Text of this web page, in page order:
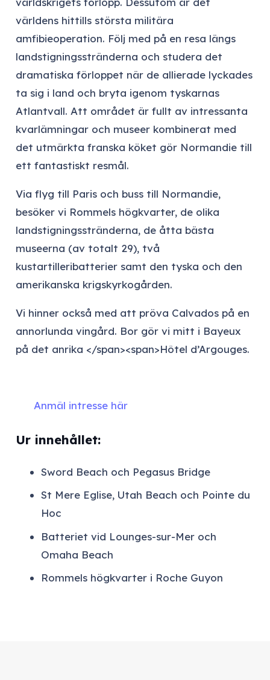
världens hittills största militära
amfibieoperation. Följ med på en resa längs
landstigningsstränderna och studera det
dramatiska förloppet när de allierade lyckades
ta sig i land och bryta igenom tyskarnas
Atlantvall. Att området är fullt av intressanta
kvarlämningar och museer kombinerat med
det utmärkta franska köket gör Normandie till
ett fantastiskt resmål.
Via flyg till Paris och buss till Normandie,
besöker vi Rommels högkvarter, de olika
landstigningsstränderna, de åtta bästa
museerna (av totalt 29), två
kustartilleribatterier samt den tyska och den
amerikanska krigskyrkogården.
Vi hinner också med att pröva Calvados på en
annorlunda vingård. Bor gör vi mitt i Bayeux
på det anrika </span><span>Hôtel d’Argouges.
Anmäl intresse här
Ur innehållet:
Sword Beach och Pegasus Bridge
St Mere Eglise, Utah Beach och Pointe du
Hoc
Batteriet vid Lounges-sur-Mer och
Omaha Beach
Rommels högkvarter i Roche Guyon